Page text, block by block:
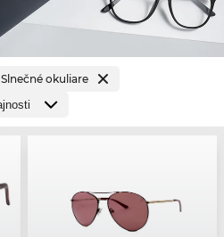
Slnečné okuliare